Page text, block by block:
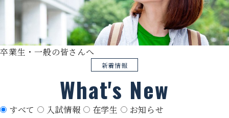
卒業生・一般の皆さんへ
新着情報
What's New
すべて 入試情報 在学生 お知らせ